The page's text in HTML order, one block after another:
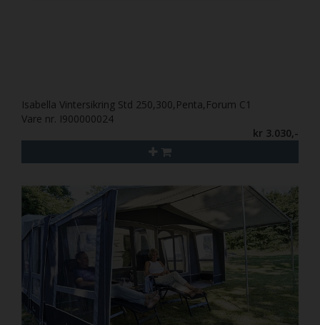
Isabella Vintersikring Std 250,300,Penta,Forum C1
Vare nr. I900000024
kr 3.030,-